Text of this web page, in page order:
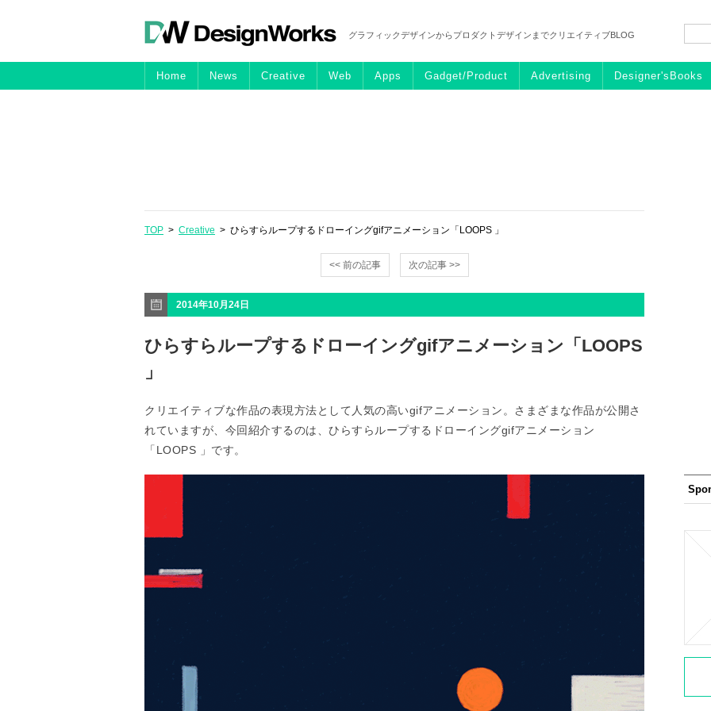
グラフィックデザインからプロダクトデザインまでクリエイティブBLOG
Home News Creative Web Apps Gadget/Product Advertising Designer'sBooks
TOP > Creative > ひらすらループするドローイングgifアニメーション「LOOPS 」
<< 前の記事 次の記事 >>
2014年10月24日
ひらすらループするドローイングgifアニメーション「LOOPS
」
クリエイティブな作品の表現方法として人気の高いgifアニメーション。さまざまな作品が公開さ
れていますが、今回紹介するのは、ひらすらループするドローイングgifアニメーション
「LOOPS 」です。